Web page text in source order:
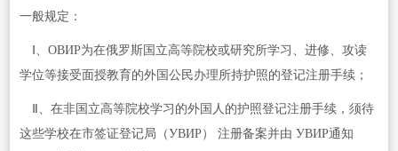
一般规定：
Ⅰ、ОВИР为在俄罗斯国立高等院校或研究所学习、进修、攻读
学位等接受面授教育的外国公民办理所持护照的登记注册手续；
Ⅱ、在非国立高等院校学习的外国人的护照登记注册手续，须待
这些学校在市签证登记局（УВИР） 注册备案并由 УВИР通知